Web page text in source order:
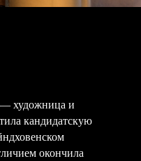
художница и
кандидатскую
окончила